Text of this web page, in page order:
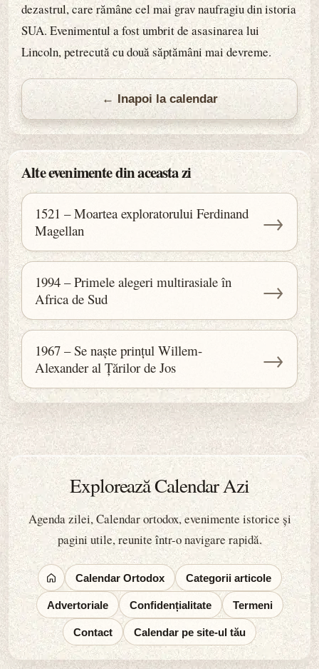
dezastrul, care rămâne cel mai grav naufragiu din istoria
SUA. Evenimentul a fost umbrit de asasinarea lui
Lincoln, petrecută cu două săptămâni mai devreme.
← Inapoi la calendar
Alte evenimente din aceasta zi
1521 – Moartea exploratorului Ferdinand
Magellan
→
1994 – Primele alegeri multirasiale în
Africa de Sud
→
1967 – Se naște prințul Willem-
Alexander al Țărilor de Jos
→
Explorează Calendar Azi
Agenda zilei, Calendar ortodox, evenimente istorice și
pagini utile, reunite într-o navigare rapidă.
Calendar Ortodox Categorii articole
Advertoriale Confidențialitate Termeni
Contact Calendar pe site-ul tău